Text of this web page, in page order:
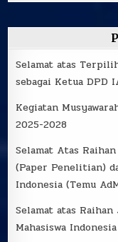
Selamat atas
sebagai Ketua DPD
Kegiatan
2025-2028
Selamat Atas
(Paper Penelitian)
Indonesia (Temu
Selamat atas
Mahasiswa